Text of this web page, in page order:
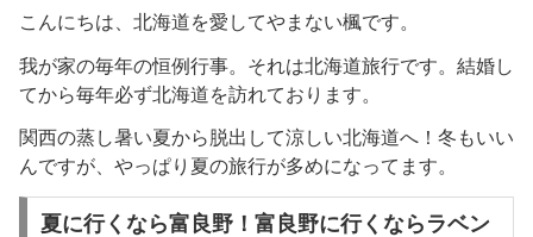
こんにちは、北海道を愛してやまない楓です。
我が家の毎年の恒例行事。それは北海道旅行です。結婚し
てから毎年必ず北海道を訪れております。
関西の蒸し暑い夏から脱出して涼しい北海道へ！冬もいい
んですが、やっぱり夏の旅行が多めになってます。
夏に行くなら富良野！富良野に行くならラベン